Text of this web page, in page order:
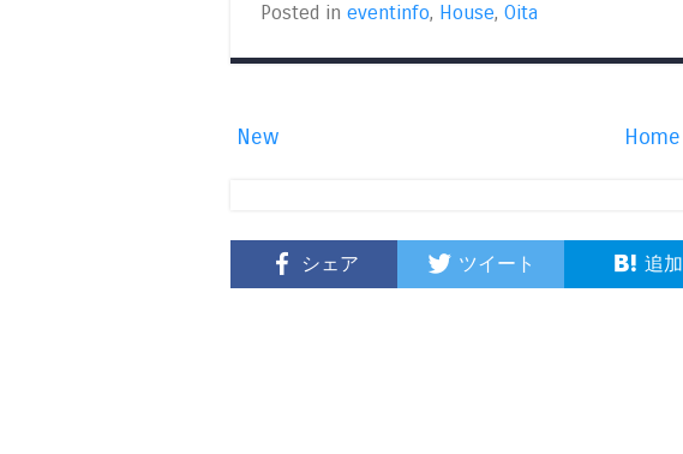
Posted in eventinfo, House, Oita
New Home
シェア ツイート 追加